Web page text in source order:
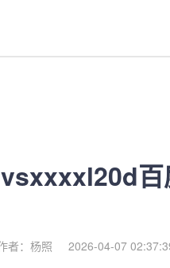
百
者：杨照 2026-04-07